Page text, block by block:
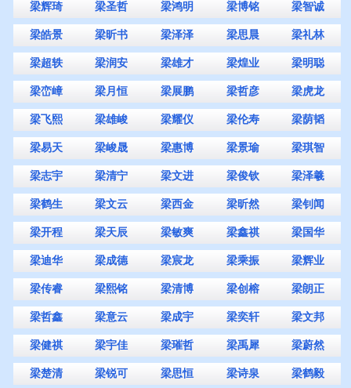
梁辉琦 梁圣哲 梁鸿明 梁博铭 梁智诚
梁皓景 梁昕书 梁泽泽 梁思晨 梁礼林
梁超轶 梁润安 梁雄才 梁煌业 梁明聪
梁峦嶂 梁月恒 梁展鹏 梁哲彦 梁虎龙
梁飞熙 梁雄峻 梁耀仪 梁伦寿 梁荫韬
梁易天 梁峻晟 梁惠博 梁景瑜 梁琪智
梁志宇 梁清宁 梁文进 梁俊钦 梁泽羲
梁鹤生 梁文云 梁西金 梁昕然 梁钊闻
梁开程 梁天辰 梁敏爽 梁鑫祺 梁国华
梁迪华 梁成德 梁宸龙 梁乘振 梁辉业
梁传睿 梁熙铭 梁清博 梁创榕 梁朗正
梁哲鑫 梁意云 梁成宇 梁奕轩 梁文邦
梁健祺 梁宇佳 梁璀哲 梁禹犀 梁蔚然
梁楚清 梁锐可 梁思恒 梁诗泉 梁鹤毅